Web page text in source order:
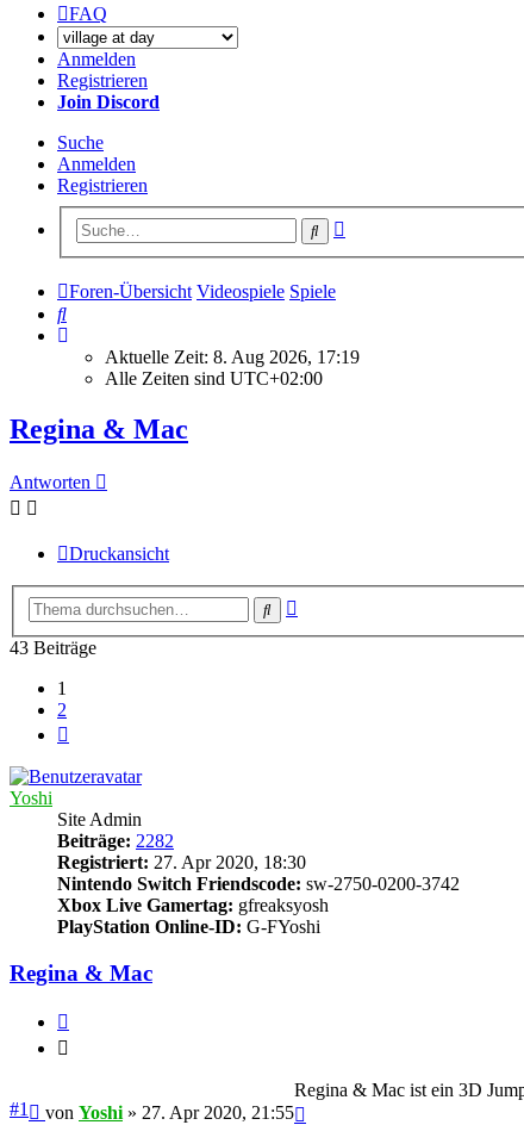
FAQ
Anmelden
Registrieren
Join Discord
Suche
Anmelden
Registrieren
Suche
Foren-Übersicht Videospiele Spiele
Suche
Aktuelle Zeit: 8. Aug 2026, 17:19
Alle Zeiten sind UTC+02:00
Regina & Mac
Antworten
Druckansicht
Suche
43 Beiträge
1
2
Yoshi
Site Admin
Beiträge: 2282
Registriert: 27. Apr 2020, 18:30
Nintendo Switch Friendscode: sw-2750-0200-3742
Xbox Live Gamertag: gfreaksyosh
PlayStation Online-ID: G-FYoshi
Regina & Mac
#1 Beitrag
von Yoshi» 27. Apr 2020, 21:55
Regina & Mac ist ein 3D